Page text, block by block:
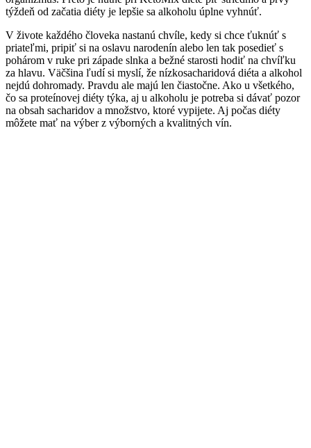
týždeň od začatia diéty je lepšie sa alkoholu úplne vyhnúť.
V živote každého človeka nastanú chvíle, kedy si chce ťuknúť s
priateľmi, pripiť si na oslavu narodenín alebo len tak posedieť s
pohárom v ruke pri západe slnka a bežné starosti hodiť na chvíľku
za hlavu. Väčšina ľudí si myslí, že nízkosacharidová diéta a alkohol
nejdú dohromady. Pravdu ale majú len čiastočne. Ako u všetkého,
čo sa proteínovej diéty týka, aj u alkoholu je potreba si dávať pozor
na obsah sacharidov a množstvo, ktoré vypijete. Aj počas diéty
môžete mať na výber z výborných a kvalitných vín.